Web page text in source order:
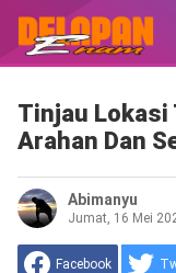
Tinjau Lokasi
Arahan Dan
Abimanyu
Jumat, 16 Mei
Facebook